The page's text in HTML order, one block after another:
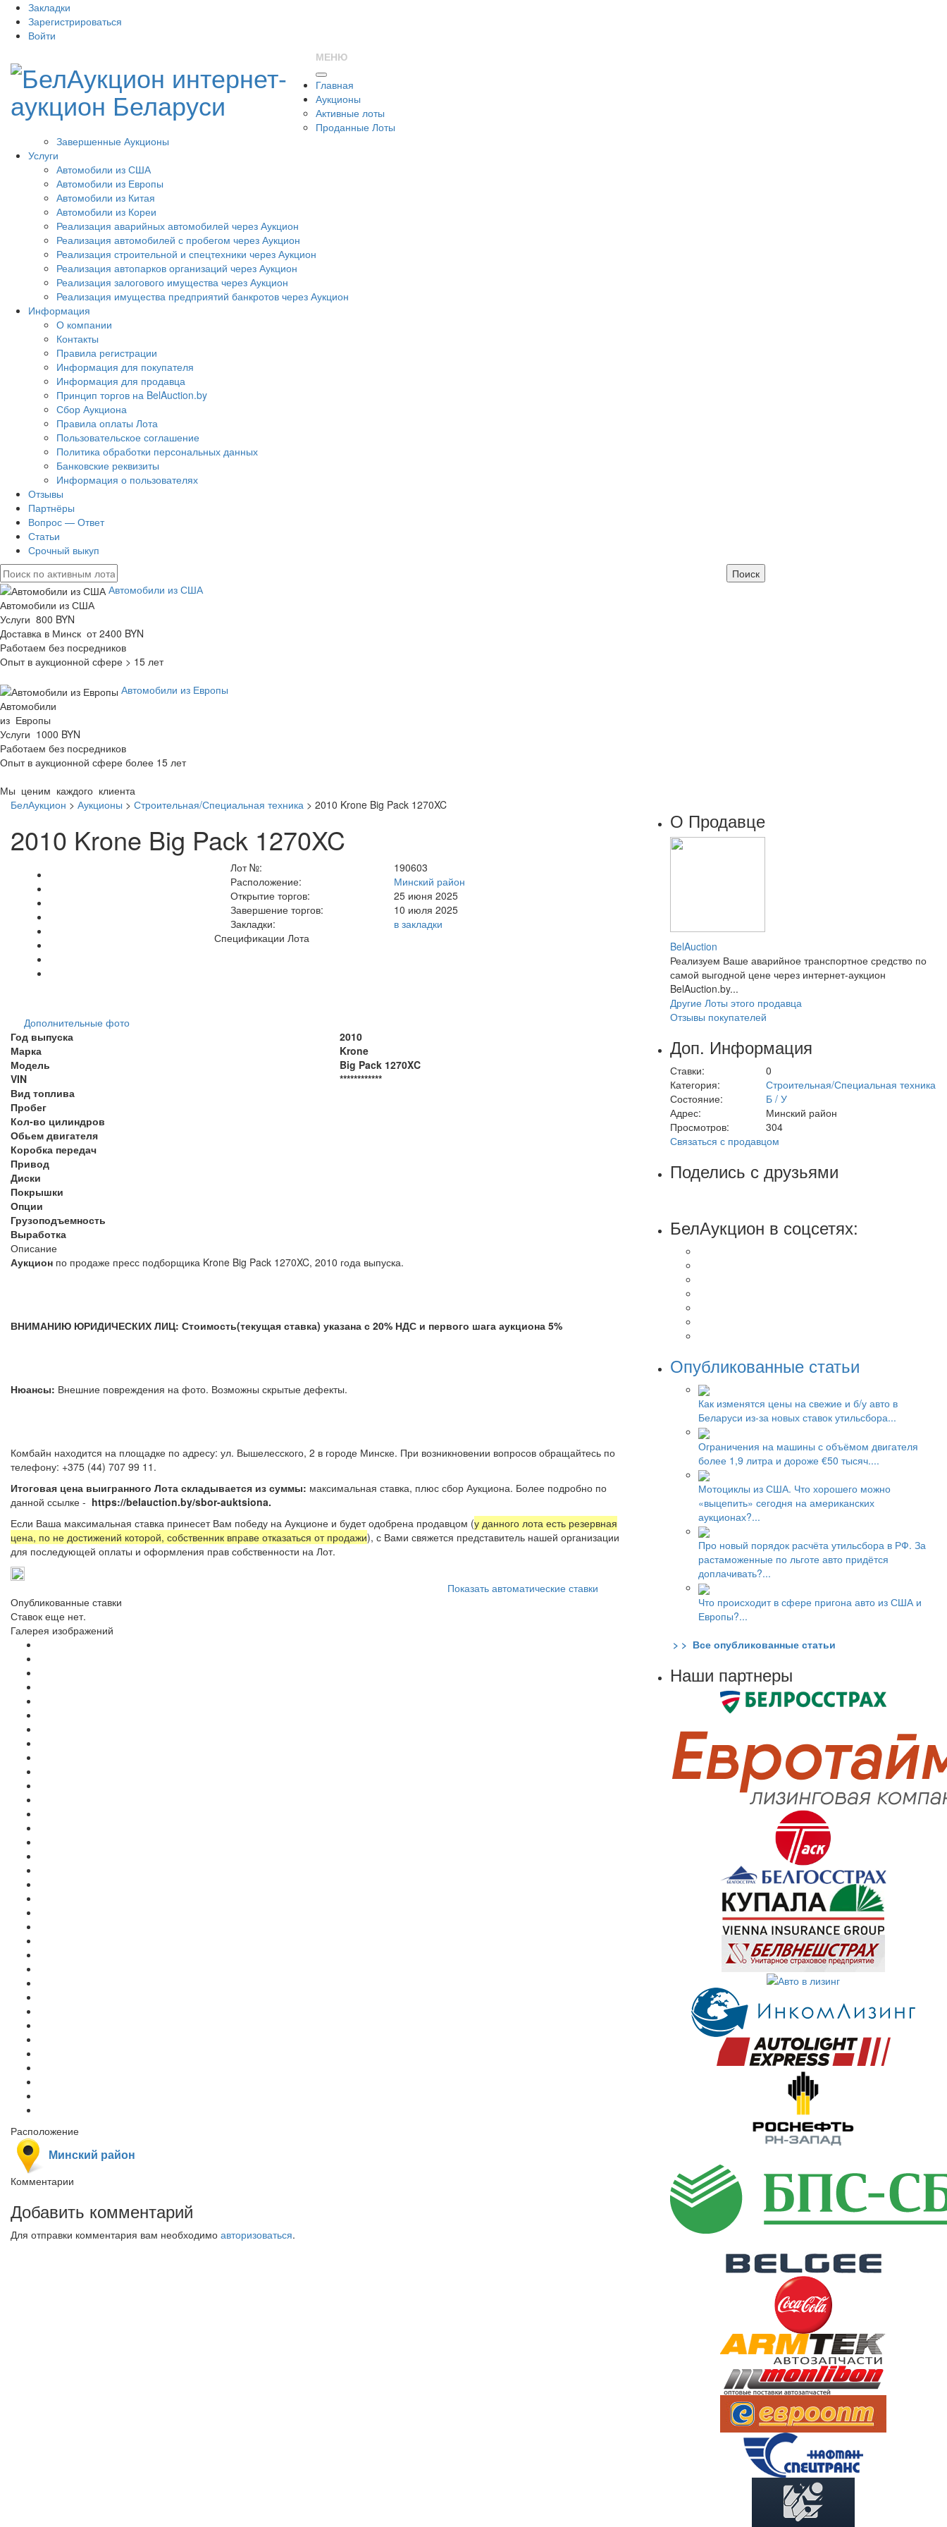
Закладки
Зарегистрироваться
Войти
МЕНЮ
Главная
Аукционы
Активные лоты
Проданные Лоты
Завершенные Аукционы
Услуги
Автомобили из США
Автомобили из Европы
Автомобили из Китая
Автомобили из Кореи
Реализация аварийных автомобилей через Аукцион
Реализация автомобилей с пробегом через Аукцион
Реализация строительной и спецтехники через Аукцион
Реализация автопарков организаций через Аукцион
Реализация залогового имущества через Аукцион
Реализация имущества предприятий банкротов через Аукцион
Информация
О компании
Контакты
Правила регистрации
Информация для покупателя
Информация для продавца
Принцип торгов на BelAuction.by
Сбор Аукциона
Правила оплаты Лота
Пользовательское соглашение
Политика обработки персональных данных
Банковские реквизиты
Информация о пользователях
Отзывы
Партнёры
Вопрос — Ответ
Статьи
Срочный выкуп
Автомобили из США
Автомобили из США
Услуги 800 BYN
Доставка в Минск от 2400 BYN
Работаем без посредников
Опыт в аукционной сфере > 15 лет
Автомобили из Европы
Автомобили
из Европы
Услуги 1000 BYN
Работаем без посредников
Опыт в аукционной сфере более 15 лет
Мы ценим каждого клиента
БелАукцион > Аукционы > Строительная/Специальная техника > 2010 Krone Big Pack 1270XC
2010 Krone Big Pack 1270XC
Дополнительные фото
Лот №:
190603
Расположение:
Минский район
Открытие торгов:
25 июня 2025
Завершение торгов:
10 июля 2025
Закладки:
в закладки
Спецификации Лота
Год выпуска
2010
Марка
Krone
Модель
Big Pack 1270XC
VIN
************
Вид топлива
Пробег
Кол-во цилиндров
Обьем двигателя
Коробка передач
Привод
Диски
Покрышки
Опции
Грузоподъемность
Выработка
Описание
Аукцион по продаже пресс подборщика Krone Big Pack 1270XC, 2010 года выпуска.
ВНИМАНИЮ ЮРИДИЧЕСКИХ ЛИЦ: Стоимость(текущая ставка) указана с 20% НДС и первого шага аукциона 5%
Нюансы: Внешние повреждения на фото. Возможны скрытые дефекты.
Комбайн находится на площадке по адресу: ул. Вышелесского, 2 в городе Минске. При возникновении вопросов обращайтесь по
телефону: +375 (44) 707 99 11.
Итоговая цена выигранного Лота складывается из суммы: максимальная ставка, плюс сбор Аукциона. Более подробно по
данной ссылке - https://belauction.by/sbor-auktsiona.
Если Ваша максимальная ставка принесет Вам победу на Аукционе и будет одобрена продавцом (у данного лота есть резервная
цена, по не достижений которой, собственник вправе отказаться от продажи), с Вами свяжется представитель нашей организации
для последующей оплаты и оформления прав собственности на Лот.
Показать автоматические ставки
Опубликованные ставки
Ставок еще нет.
Галерея изображений
Расположение
Минский район
Комментарии
Добавить комментарий
Для отправки комментария вам необходимо авторизоваться.
О Продавце
BelAuction
Реализуем Ваше аварийное транспортное средство по
самой выгодной цене через интернет-аукцион
BelAuction.by...
Другие Лоты этого продавца
Отзывы покупателей
Доп. Информация
Ставки:
0
Категория:
Строительная/Специальная техника
Состояние:
Б / У
Адрес:
Минский район
Просмотров:
304
Связаться с продавцом
Поделись с друзьями
БелАукцион в соцсетях:
Опубликованные статьи
Как изменятся цены на свежие и б/у авто в
Беларуси из-за новых ставок утильсбора...
Ограничения на машины с объёмом двигателя
более 1,9 литра и дороже €50 тысяч....
Мотоциклы из США. Что хорошего можно
«выцепить» сегодня на американских
аукционах?...
Про новый порядок расчёта утильсбора в РФ. За
растаможенные по льготе авто придётся
доплачивать?...
Что происходит в сфере пригона авто из США и
Европы?...
> > Все опубликованные статьи
Наши партнеры